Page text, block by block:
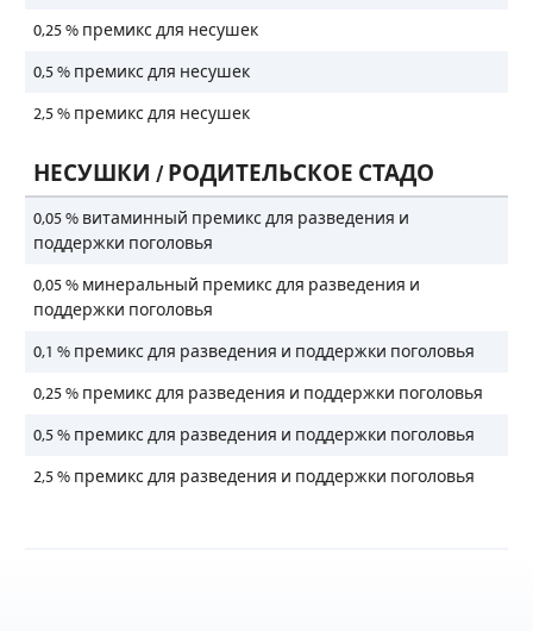
0,25 % премикс для несушек
0,5 % премикс для несушек
2,5 % премикс для несушек
НЕСУШКИ / РОДИТЕЛЬСКОЕ СТАДО
0,05 % витаминный премикс для разведения и
поддержки поголовья
0,05 % минеральный премикс для разведения и
поддержки поголовья
0,1 % премикс для разведения и поддержки поголовья
0,25 % премикс для разведения и поддержки поголовья
0,5 % премикс для разведения и поддержки поголовья
2,5 % премикс для разведения и поддержки поголовья